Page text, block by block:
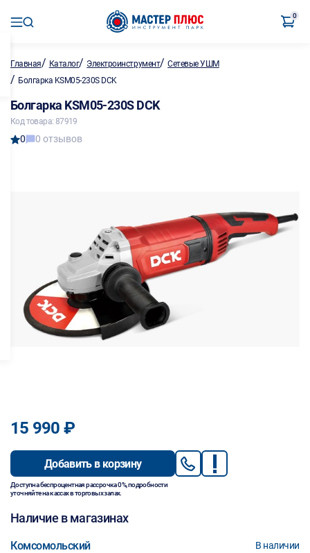
0
Главная/ Каталог/ Электроинструмент/Сетевые УШМ
/ Болгарка KSM05-230S DCK
Болгарка KSM05-230S DCK
Код товара: 87919
0 0 отзывов
15 990 ₽
Добавить в корзину
Доступна беспроцентная рассрочка 0%, подробности
уточняйте на кассах в торговых залах.
Наличие в магазинах
Комсомольский В наличии